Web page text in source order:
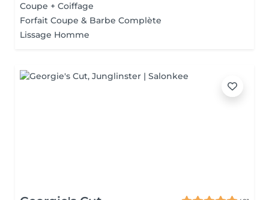
Coupe + Coiffage
Forfait Coupe & Barbe Complète
Lissage Homme